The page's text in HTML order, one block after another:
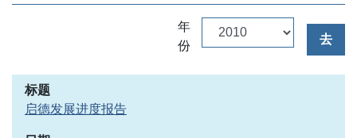
年
份
去
启德发展进度报告